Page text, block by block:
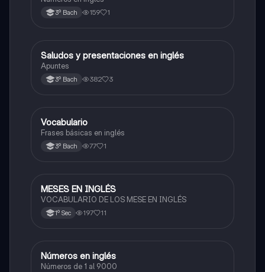
3º Bach 159 1
Inglés
Saludos y presentaciones en inglés
Apuntes
3º Bach 382 3
Inglés
Vocabulario
Frases básicas en inglés
3º Bach 77 1
Inglés
MESES EN INGLÉS
VOCABULARIO DE LOS MESE EN INGLÉS
1º Sec 197 11
Inglés
Números en inglés
Números de 1 al 9000